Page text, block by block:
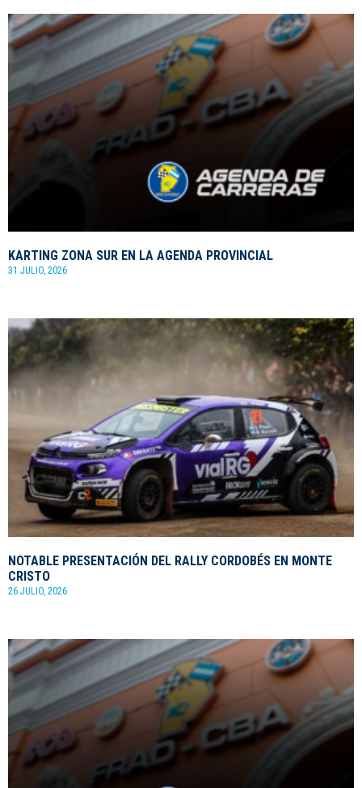
KARTING ZONA SUR EN LA AGENDA PROVINCIAL
31 JULIO, 2026
NOTABLE PRESENTACIÓN DEL RALLY CORDOBÉS EN MONTE
CRISTO
26 JULIO, 2026